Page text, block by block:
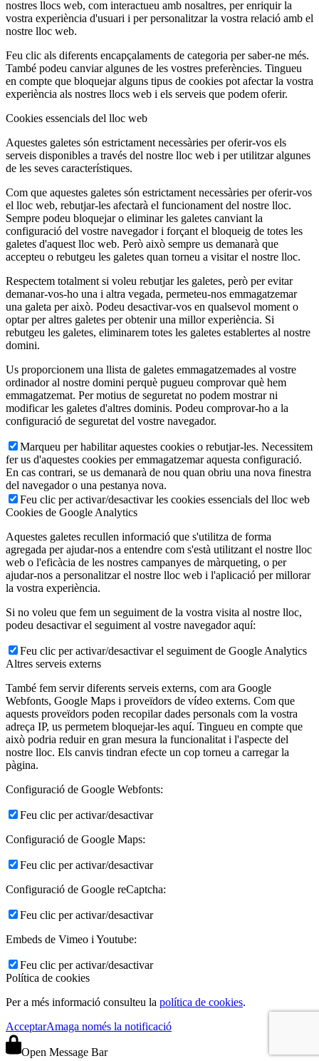
nostres llocs web, com interactueu amb nosaltres, per enriquir la
vostra experiència d'usuari i per personalitzar la vostra relació amb el
nostre lloc web.
Feu clic als diferents encapçalaments de categoria per saber-ne més.
També podeu canviar algunes de les vostres preferències. Tingueu
en compte que bloquejar alguns tipus de cookies pot afectar la vostra
experiència als nostres llocs web i els serveis que podem oferir.
Cookies essencials del lloc web
Aquestes galetes són estrictament necessàries per oferir-vos els
serveis disponibles a través del nostre lloc web i per utilitzar algunes
de les seves característiques.
Com que aquestes galetes són estrictament necessàries per oferir-vos
el lloc web, rebutjar-les afectarà el funcionament del nostre lloc.
Sempre podeu bloquejar o eliminar les galetes canviant la
configuració del vostre navegador i forçant el bloqueig de totes les
galetes d'aquest lloc web. Però això sempre us demanarà que
accepteu o rebutgeu les galetes quan torneu a visitar el nostre lloc.
Respectem totalment si voleu rebutjar les galetes, però per evitar
demanar-vos-ho una i altra vegada, permeteu-nos emmagatzemar
una galeta per això. Podeu desactivar-vos en qualsevol moment o
optar per altres galetes per obtenir una millor experiència. Si
rebutgeu les galetes, eliminarem totes les galetes establertes al nostre
domini.
Us proporcionem una llista de galetes emmagatzemades al vostre
ordinador al nostre domini perquè pugueu comprovar què hem
emmagatzemat. Per motius de seguretat no podem mostrar ni
modificar les galetes d'altres dominis. Podeu comprovar-ho a la
configuració de seguretat del vostre navegador.
Marqueu per habilitar aquestes cookies o rebutjar-les. Necessitem
fer us d'aquestes cookies per emmagatzemar aquesta configuració.
En cas contrari, se us demanarà de nou quan obriu una nova finestra
del navegador o una pestanya nova.
Feu clic per activar/desactivar les cookies essencials del lloc web
Cookies de Google Analytics
Aquestes galetes recullen informació que s'utilitza de forma
agregada per ajudar-nos a entendre com s'està utilitzant el nostre lloc
web o l'eficàcia de les nostres campanyes de màrqueting, o per
ajudar-nos a personalitzar el nostre lloc web i l'aplicació per millorar
la vostra experiència.
Si no voleu que fem un seguiment de la vostra visita al nostre lloc,
podeu desactivar el seguiment al vostre navegador aquí:
Feu clic per activar/desactivar el seguiment de Google Analytics
Altres serveis externs
També fem servir diferents serveis externs, com ara Google
Webfonts, Google Maps i proveïdors de vídeo externs. Com que
aquests proveïdors poden recopilar dades personals com la vostra
adreça IP, us permetem bloquejar-les aquí. Tingueu en compte que
això podria reduir en gran mesura la funcionalitat i l'aspecte del
nostre lloc. Els canvis tindran efecte un cop torneu a carregar la
pàgina.
Configuració de Google Webfonts:
Feu clic per activar/desactivar
Configuració de Google Maps:
Feu clic per activar/desactivar
Configuració de Google reCaptcha:
Feu clic per activar/desactivar
Embeds de Vimeo i Youtube:
Feu clic per activar/desactivar
Política de cookies
Per a més informació consulteu la política de cookies.
AcceptarAmaga només la notificació
Open Message Bar